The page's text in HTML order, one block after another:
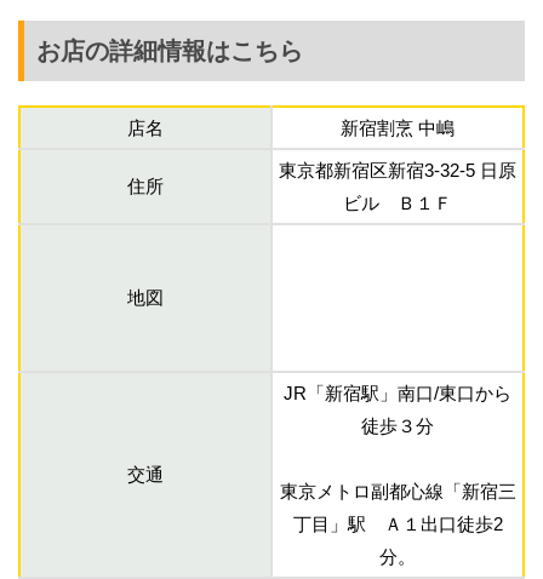
お店の詳細情報はこちら
店名 新宿割烹 中嶋
住所
東京都新宿区新宿3-32-5 日原
ビル Ｂ１Ｆ
地図
交通
JR「新宿駅」南口/東口から
徒歩３分
東京メトロ副都心線「新宿三
丁目」駅 Ａ１出口徒歩2
分。